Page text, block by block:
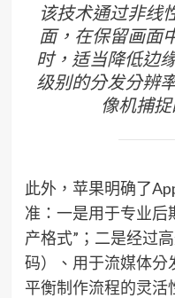
该技术通过非线
面，在保留画面
时，适当降低边
级别的分发分辨
像机捕
此外，苹果明确了
准：一是用于专业后
产格式”；二是经过
码）、用于流媒体分
平衡制作流程的灵活